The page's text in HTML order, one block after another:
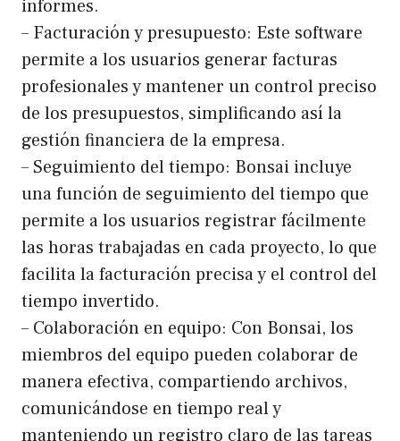
informes.
– Facturación y presupuesto: Este software
permite a los usuarios generar facturas
profesionales y mantener un control preciso
de los presupuestos, simplificando así la
gestión financiera de la empresa.
– Seguimiento del tiempo: Bonsai incluye
una función de seguimiento del tiempo que
permite a los usuarios registrar fácilmente
las horas trabajadas en cada proyecto, lo que
facilita la facturación precisa y el control del
tiempo invertido.
– Colaboración en equipo: Con Bonsai, los
miembros del equipo pueden colaborar de
manera efectiva, compartiendo archivos,
comunicándose en tiempo real y
manteniendo un registro claro de las tareas